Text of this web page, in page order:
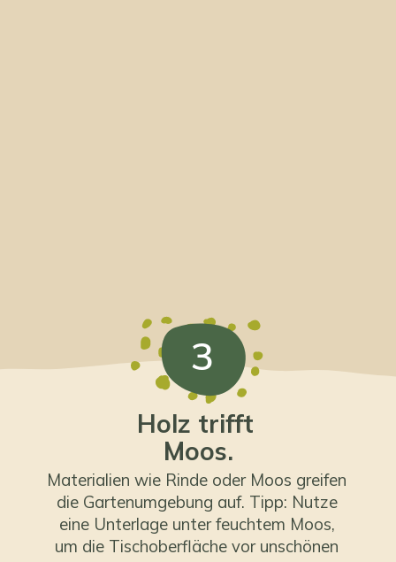
3
Holz trifft
Moos.
Materialien wie Rinde oder Moos greifen
die Gartenumgebung auf. Tipp: Nutze
eine Unterlage unter feuchtem Moos,
um die Tischoberfläche vor unschönen